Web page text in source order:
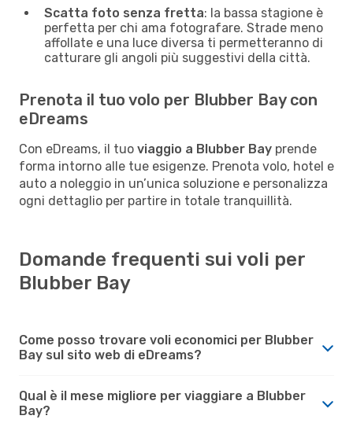
Scatta foto senza fretta: la bassa stagione è
perfetta per chi ama fotografare. Strade meno
affollate e una luce diversa ti permetteranno di
catturare gli angoli più suggestivi della città.
Prenota il tuo volo per Blubber Bay con
eDreams
Con eDreams, il tuo viaggio a Blubber Bay prende
forma intorno alle tue esigenze. Prenota volo, hotel e
auto a noleggio in un’unica soluzione e personalizza
ogni dettaglio per partire in totale tranquillità.
Domande frequenti sui voli per
Blubber Bay
Come posso trovare voli economici per Blubber
Bay sul sito web di eDreams?
Qual è il mese migliore per viaggiare a Blubber
Bay?